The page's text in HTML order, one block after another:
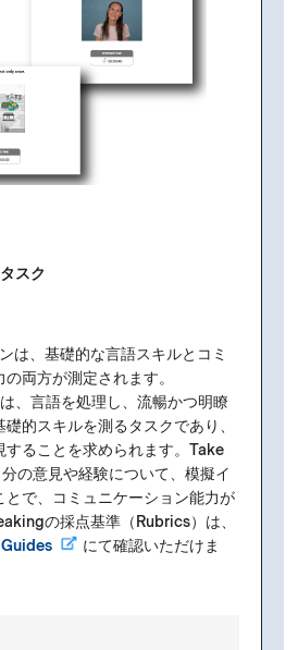
スク
は、基礎的な言語スキルとコミ
両方が測定されます。
、言語を処理し、流暢かつ明瞭
的スキルを測るタスクであり、
することを求められます。Take
の意見や経験について、模擬イ
とで、コミュニケーション能力が
の採点基準（Rubrics）は、
にて確認いただけま